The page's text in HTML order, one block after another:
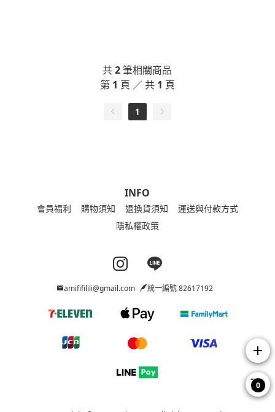
共2筆相關商品
第 1 頁 ／ 共 1 頁
1
INFO
會員福利 購物須知 退換貨須知
運送與付款方式
隱私權政策
Instagram page
Line page
amififilili@gmail.com 統一編號 82617192
add
0